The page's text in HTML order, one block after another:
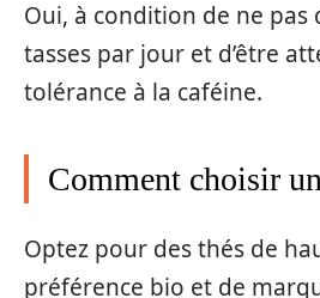
Oui, à condition de ne pas
tasses par jour et d’être
tolérance à la caféine.
Comment choisir
Optez pour des thés de
préférence bio et de